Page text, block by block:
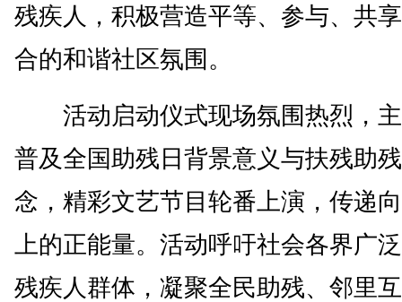
残疾人，积极营造平等、参与、共
合的和谐社区氛围。
活动启动仪式现场氛围热烈，
普及全国助残日背景意义与扶残助
念，精彩文艺节目轮番上演，传递
上的正能量。活动呼吁社会各界广
残疾人群体，凝聚全民助残、邻里